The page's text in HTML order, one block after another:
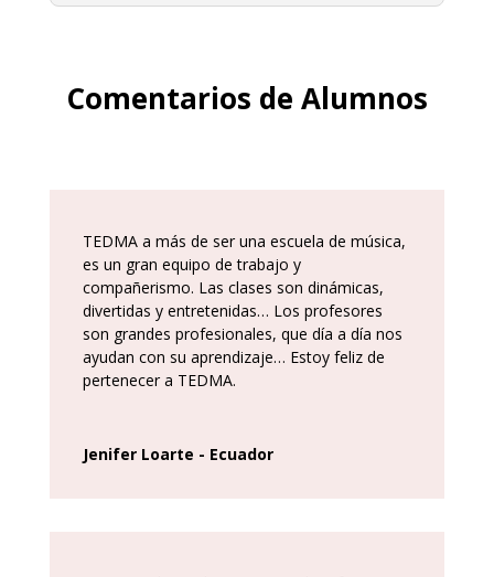
Comentarios de Alumnos
TEDMA a más de ser una escuela de música,
es un gran equipo de trabajo y
compañerismo. Las clases son dinámicas,
divertidas y entretenidas… Los profesores
son grandes profesionales, que día a día nos
ayudan con su aprendizaje… Estoy feliz de
pertenecer a TEDMA.
Jenifer Loarte - Ecuador